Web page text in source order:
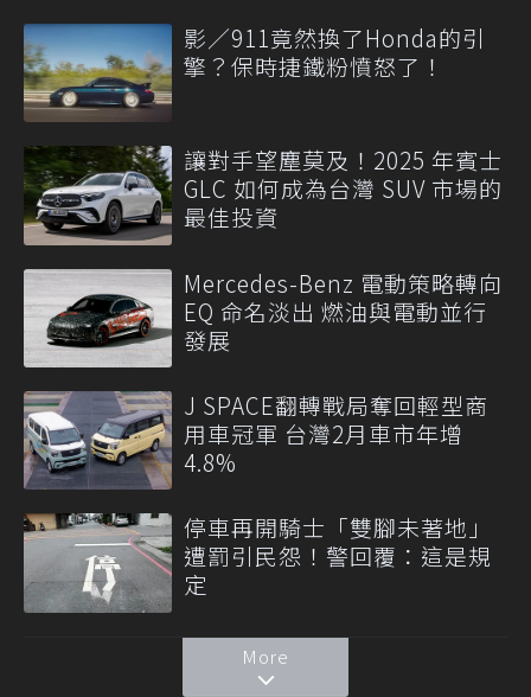
影／911竟然換了Honda的引
擎？保時捷鐵粉憤怒了！
讓對手望塵莫及！2025 年賓士
GLC 如何成為台灣 SUV 市場的
最佳投資
Mercedes-Benz 電動策略轉向
EQ 命名淡出 燃油與電動並行
發展
J SPACE翻轉戰局奪回輕型商
用車冠軍 台灣2月車市年增
4.8%
停車再開騎士「雙腳未著地」
遭罰引民怨！警回覆：這是規
定
More